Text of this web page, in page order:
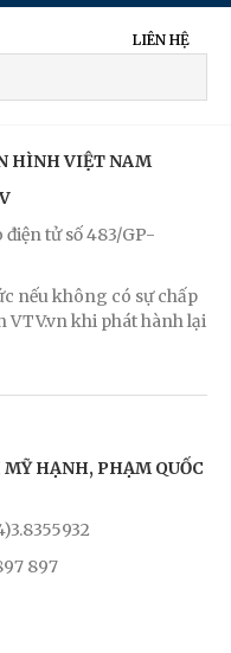
LIÊN HỆ
HÌNH VIỆT NAM
tử số 483/GP-
nếu không có sự chấp
khi phát hành lại
HẠNH, PHẠM QUỐC
897